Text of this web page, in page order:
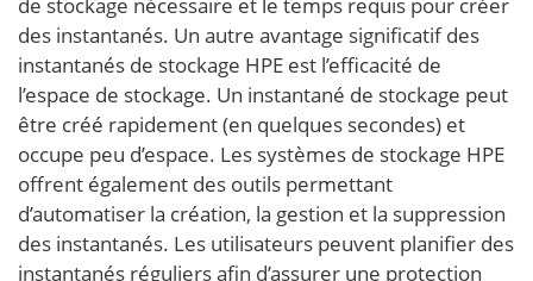
des instantanés. Un autre avantage significatif des
instantanés de stockage HPE est l’efficacité de
l’espace de stockage. Un instantané de stockage peut
être créé rapidement (en quelques secondes) et
occupe peu d’espace. Les systèmes de stockage HPE
offrent également des outils permettant
d’automatiser la création, la gestion et la suppression
des instantanés. Les utilisateurs peuvent planifier des
instantanés réguliers afin d’assurer une protection